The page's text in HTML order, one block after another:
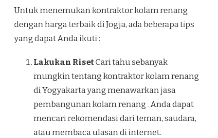
Untuk menemukan kontraktor kolam renang
dengan harga terbaik di Jogja, ada beberapa tips
yang dapat Anda ikuti :
Lakukan RisetCari tahu sebanyak
mungkin tentang kontraktor kolam renang
di Yogyakarta yang menawarkan jasa
pembangunan kolam renang . Anda dapat
mencari rekomendasi dari teman, saudara,
atau membaca ulasan di internet.